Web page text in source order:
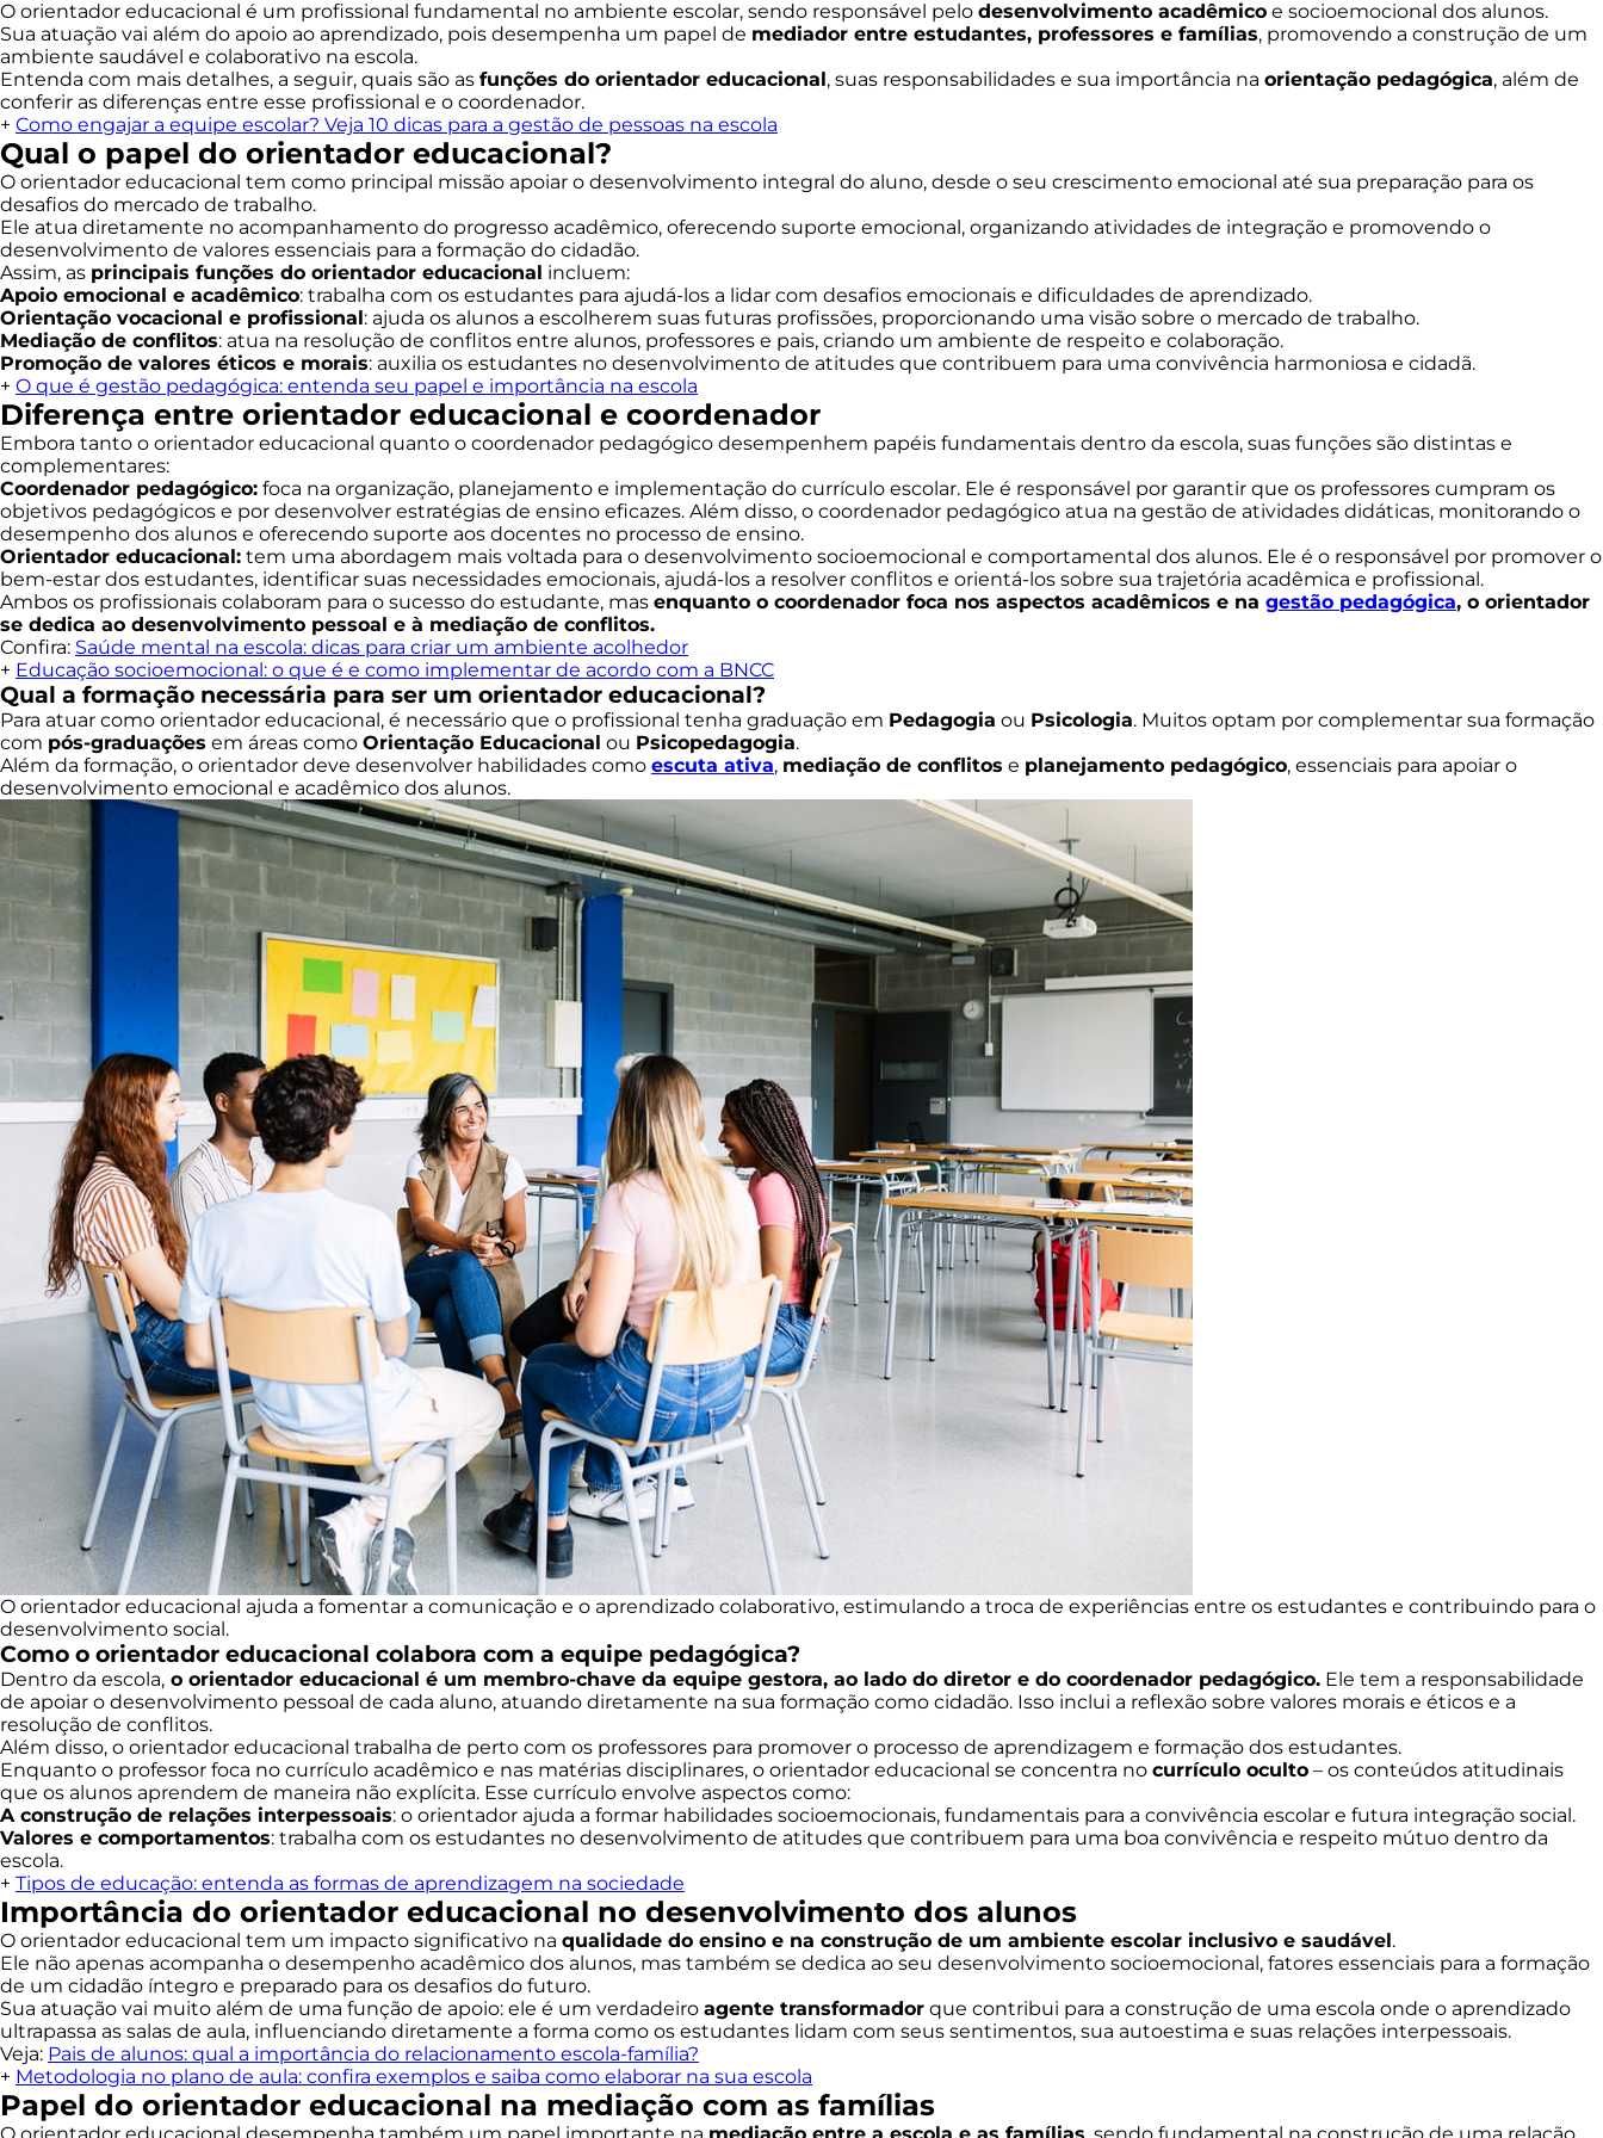
O orientador educacional é um profissional fundamental no ambiente escolar, sendo responsável pelo desenvolvimento acadêmico e socioemocional dos alunos.
Sua atuação vai além do apoio ao aprendizado, pois desempenha um papel de mediador entre estudantes, professores e famílias, promovendo a construção de um
ambiente saudável e colaborativo na escola.
Entenda com mais detalhes, a seguir, quais são as funções do orientador educacional, suas responsabilidades e sua importância na orientação pedagógica, além de
conferir as diferenças entre esse profissional e o coordenador.
+ Como engajar a equipe escolar? Veja 10 dicas para a gestão de pessoas na escola
Qual o papel do orientador educacional?
O orientador educacional tem como principal missão apoiar o desenvolvimento integral do aluno, desde o seu crescimento emocional até sua preparação para os
desafios do mercado de trabalho.
Ele atua diretamente no acompanhamento do progresso acadêmico, oferecendo suporte emocional, organizando atividades de integração e promovendo o
desenvolvimento de valores essenciais para a formação do cidadão.
Assim, as principais funções do orientador educacional incluem:
Apoio emocional e acadêmico: trabalha com os estudantes para ajudá-los a lidar com desafios emocionais e dificuldades de aprendizado.
Orientação vocacional e profissional: ajuda os alunos a escolherem suas futuras profissões, proporcionando uma visão sobre o mercado de trabalho.
Mediação de conflitos: atua na resolução de conflitos entre alunos, professores e pais, criando um ambiente de respeito e colaboração.
Promoção de valores éticos e morais: auxilia os estudantes no desenvolvimento de atitudes que contribuem para uma convivência harmoniosa e cidadã.
+ O que é gestão pedagógica: entenda seu papel e importância na escola
Diferença entre orientador educacional e coordenador
Embora tanto o orientador educacional quanto o coordenador pedagógico desempenhem papéis fundamentais dentro da escola, suas funções são distintas e
complementares:
Coordenador pedagógico: foca na organização, planejamento e implementação do currículo escolar. Ele é responsável por garantir que os professores cumpram os
objetivos pedagógicos e por desenvolver estratégias de ensino eficazes. Além disso, o coordenador pedagógico atua na gestão de atividades didáticas, monitorando o
desempenho dos alunos e oferecendo suporte aos docentes no processo de ensino.
Orientador educacional: tem uma abordagem mais voltada para o desenvolvimento socioemocional e comportamental dos alunos. Ele é o responsável por promover o
bem-estar dos estudantes, identificar suas necessidades emocionais, ajudá-los a resolver conflitos e orientá-los sobre sua trajetória acadêmica e profissional.
Ambos os profissionais colaboram para o sucesso do estudante, mas enquanto o coordenador foca nos aspectos acadêmicos e na gestão pedagógica, o orientador
se dedica ao desenvolvimento pessoal e à mediação de conflitos.
Confira: Saúde mental na escola: dicas para criar um ambiente acolhedor
+ Educação socioemocional: o que é e como implementar de acordo com a BNCC
Qual a formação necessária para ser um orientador educacional?
Para atuar como orientador educacional, é necessário que o profissional tenha graduação em Pedagogia ou Psicologia. Muitos optam por complementar sua formação
com pós-graduações em áreas como Orientação Educacional ou Psicopedagogia.
Além da formação, o orientador deve desenvolver habilidades como escuta ativa, mediação de conflitos e planejamento pedagógico, essenciais para apoiar o
desenvolvimento emocional e acadêmico dos alunos.
O orientador educacional ajuda a fomentar a comunicação e o aprendizado colaborativo, estimulando a troca de experiências entre os estudantes e contribuindo para o
desenvolvimento social.
Como o orientador educacional colabora com a equipe pedagógica?
Dentro da escola, o orientador educacional é um membro-chave da equipe gestora, ao lado do diretor e do coordenador pedagógico. Ele tem a responsabilidade
de apoiar o desenvolvimento pessoal de cada aluno, atuando diretamente na sua formação como cidadão. Isso inclui a reflexão sobre valores morais e éticos e a
resolução de conflitos.
Além disso, o orientador educacional trabalha de perto com os professores para promover o processo de aprendizagem e formação dos estudantes.
Enquanto o professor foca no currículo acadêmico e nas matérias disciplinares, o orientador educacional se concentra no currículo oculto – os conteúdos atitudinais
que os alunos aprendem de maneira não explícita. Esse currículo envolve aspectos como:
A construção de relações interpessoais: o orientador ajuda a formar habilidades socioemocionais, fundamentais para a convivência escolar e futura integração social.
Valores e comportamentos: trabalha com os estudantes no desenvolvimento de atitudes que contribuem para uma boa convivência e respeito mútuo dentro da
escola.
+ Tipos de educação: entenda as formas de aprendizagem na sociedade
Importância do orientador educacional no desenvolvimento dos alunos
O orientador educacional tem um impacto significativo na qualidade do ensino e na construção de um ambiente escolar inclusivo e saudável.
Ele não apenas acompanha o desempenho acadêmico dos alunos, mas também se dedica ao seu desenvolvimento socioemocional, fatores essenciais para a formação
de um cidadão íntegro e preparado para os desafios do futuro.
Sua atuação vai muito além de uma função de apoio: ele é um verdadeiro agente transformador que contribui para a construção de uma escola onde o aprendizado
ultrapassa as salas de aula, influenciando diretamente a forma como os estudantes lidam com seus sentimentos, sua autoestima e suas relações interpessoais.
Veja: Pais de alunos: qual a importância do relacionamento escola-família?
+ Metodologia no plano de aula: confira exemplos e saiba como elaborar na sua escola
Papel do orientador educacional na mediação com as famílias